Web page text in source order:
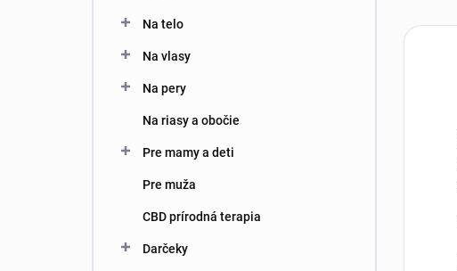
Na telo
Na vlasy
Na pery
Na riasy a obočie
Pre mamy a deti
Pre muža
CBD prírodná terapia
Darčeky